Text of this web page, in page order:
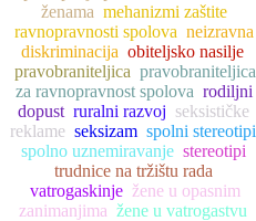
ženama mehanizmi zaštite
ravnopravnosti spolova neizravna
diskriminacija obiteljsko nasilje
pravobraniteljica pravobraniteljica
za ravnopravnost spolova rodiljni
dopust ruralni razvoj seksističke
reklame seksizam spolni stereotipi
spolno uznemiravanje stereotipi
trudnice na tržištu rada
vatrogaskinje žene u opasnim
zanimanjima žene u vatrogastvu